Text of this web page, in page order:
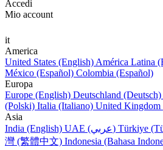
Accedi
Mio account
it
America
United States (English) América Latina
México (Español) Colombia (Español)
Europa
Europe (English) Deutschland (Deutsch)
(Polski) Italia (Italiano) United Kingdom
Asia
India (English)
UAE (عربي) Türkiye
灣 (繁體中文) Indonesia (Bahasa